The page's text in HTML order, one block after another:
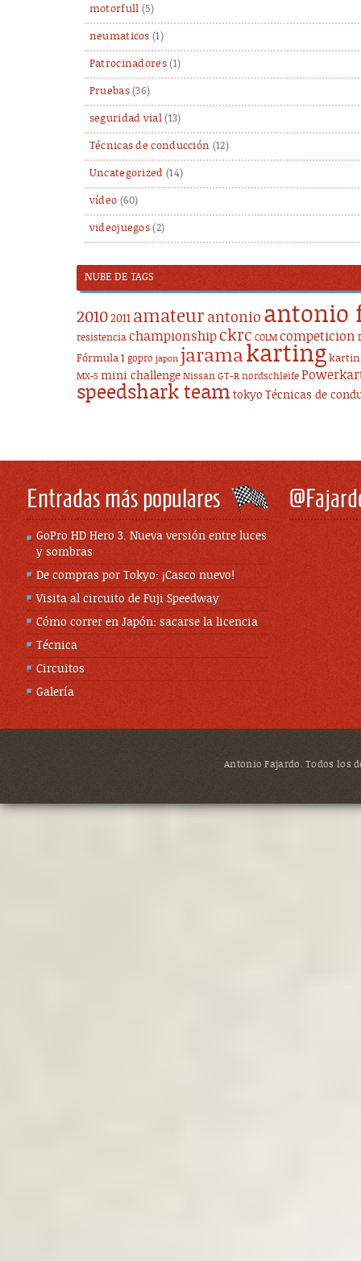
motorfull (5)
neumaticos (1)
Patrocinadores(1)
Pruebas(36)
seguridad vial(13)
Técnicas de conducción (12)
Uncategorized (14)
vídeo (60)
videojuegos (2)
NUBE DE TAGS
20102011 amateur antonio antonio
resistencia championship ckrc COLM competicion
Fórmula 1 gopro japon jaramakarting
MX-5 mini challenge Nissan GT-R nordschleife
speedshark team tokyo Técnicas de
Entradas más populares
GoPro HD Hero 3. Nueva versión entre luces
y sombras
De compras por Tokyo: ¡Casco nuevo!
Visita al circuito de Fuji Speedway
Cómo correr en Japón: sacarse la licencia
Técnica
Circuitos
Galería
Antonio Fajardo. Todos los